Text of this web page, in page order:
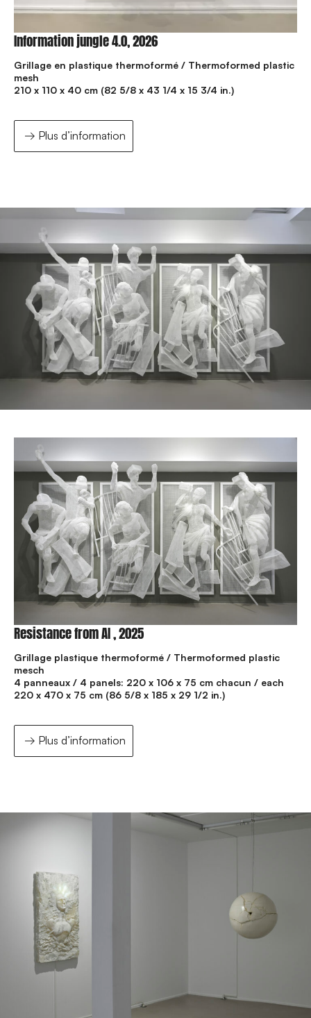
Information jungle 4.0, 2026
Grillage en plastique thermoformé / Thermoformed plastic
mesh
210 x 110 x 40 cm (82 5/8 x 43 1/4 x 15 3/4 in.)
Plus d’information
Resistance from AI , 2025
Grillage plastique thermoformé / Thermoformed plastic
mesch
4 panneaux / 4 panels: 220 x 106 x 75 cm chacun / each
220 x 470 x 75 cm (86 5/8 x 185 x 29 1/2 in.)
Plus d’information